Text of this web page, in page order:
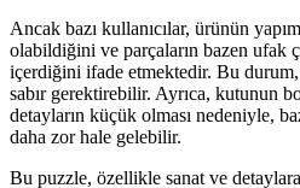
Ancak bazı kullanıcılar, ürünün
olabildiğini ve parçaların bazen ufak
içerdiğini ifade etmektedir. Bu
sabır gerektirebilir. Ayrıca, kutunun
detayların küçük olması nedeniyle,
daha zor hale gelebilir.
Bu puzzle, özellikle sanat ve